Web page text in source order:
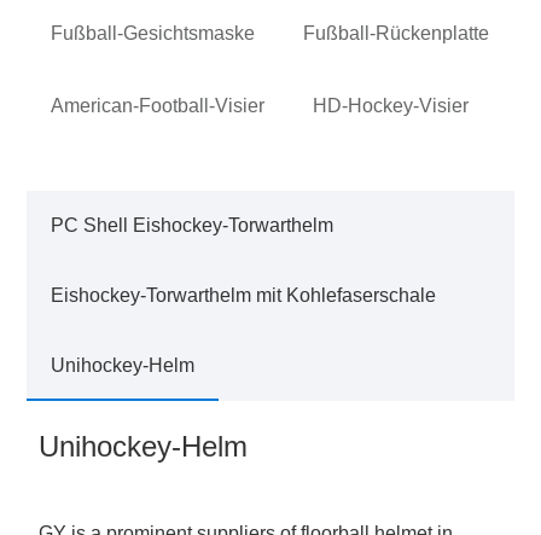
Fußball-Gesichtsmaske Fußball-Rückenplatte
American-Football-Visier HD-Hockey-Visier
PC Shell Eishockey-Torwarthelm
Eishockey-Torwarthelm mit Kohlefaserschale
Unihockey-Helm
Unihockey-Helm